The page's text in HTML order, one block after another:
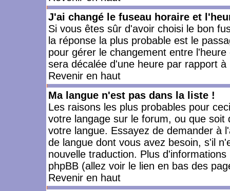
J'ai changé le fuseau horaire et
Si vous êtes sûr d'avoir choisi le bon
la réponse la plus probable est le
pour gérer le changement entre
sera décalée d'une heure par rapport à
Revenir en haut
Ma langue n'est pas dans la liste !
Les raisons les plus probables pour
votre langage sur le forum, ou que
votre langue. Essayez de demander à
de langue dont vous avez besoin, s'il
nouvelle traduction. Plus
phpBB (allez voir le lien en bas des
Revenir en haut